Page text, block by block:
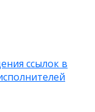
ссылок в